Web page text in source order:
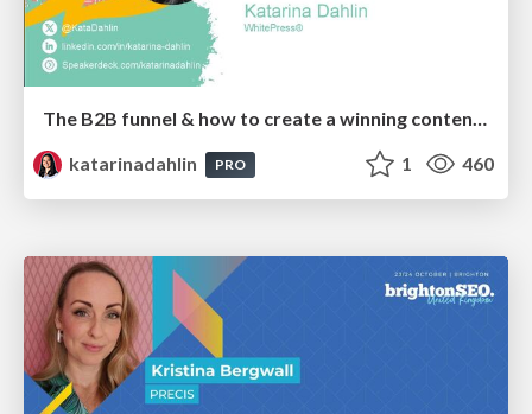
The B2B funnel & how to create a winning content strategy
katarinadahlin
PRO 1 460